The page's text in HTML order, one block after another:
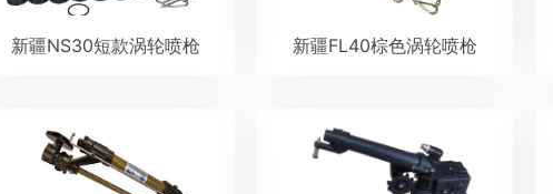
新疆NS30短款涡轮喷枪 新疆FL40棕色涡轮喷枪